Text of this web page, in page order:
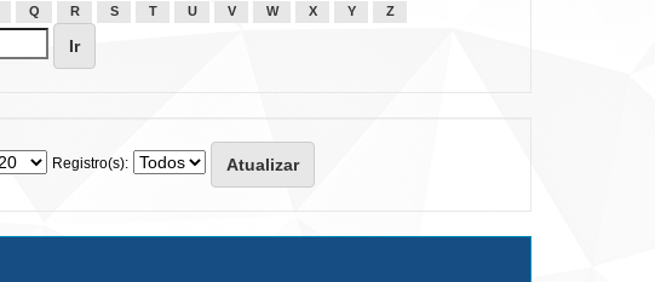
Q R S T U V W X Y Z
Registro(s):